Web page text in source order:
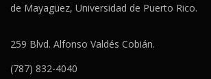
de Mayagüez, Universidad de Puerto Rico.
259 Blvd. Alfonso Valdés Cobián.
(787) 832-4040